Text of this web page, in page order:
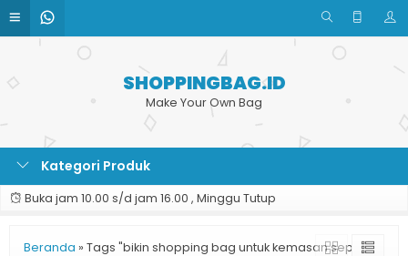
SHOPPINGBAG.ID
Make Your Own Bag
Kategori Produk
Buka jam 10.00 s/d jam 16.00 , Minggu Tutup
Beranda » Tags "bikin shopping bag untuk kemasan sepatu"